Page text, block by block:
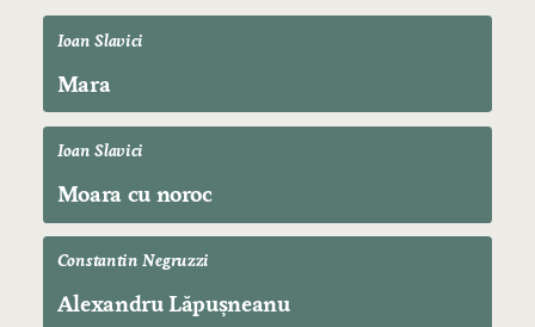
Ioan Slavici
Mara
Ioan Slavici
Moara cu noroc
Constantin Negruzzi
Alexandru Lăpușneanu